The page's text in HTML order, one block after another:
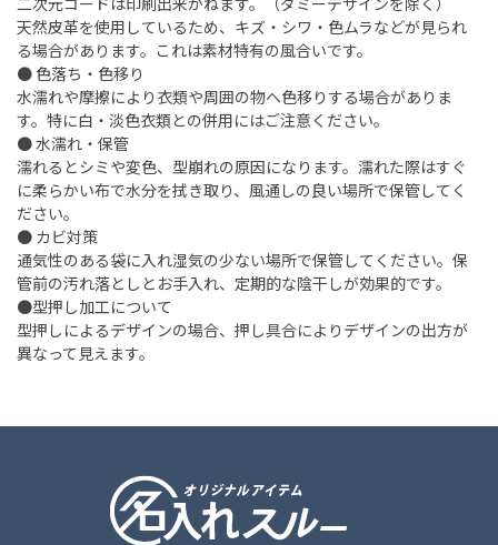
天然皮革を使用しているため、キズ・シワ・色ムラなどが見られ
る場合があります。これは素材特有の風合いです。
● 色落ち・色移り
水濡れや摩擦により衣類や周囲の物へ色移りする場合がありま
す。特に白・淡色衣類との併用にはご注意ください。
● 水濡れ・保管
濡れるとシミや変色、型崩れの原因になります。濡れた際はすぐ
に柔らかい布で水分を拭き取り、風通しの良い場所で保管してく
ださい。
● カビ対策
通気性のある袋に入れ湿気の少ない場所で保管してください。保
管前の汚れ落としとお手入れ、定期的な陰干しが効果的です。
●型押し加工について
型押しによるデザインの場合、押し具合によりデザインの出方が
異なって見えます。​